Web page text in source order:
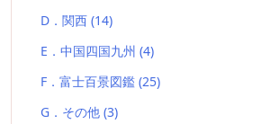
D．関西 (14)
E．中国四国九州 (4)
F．富士百景図鑑 (25)
G．その他 (3)